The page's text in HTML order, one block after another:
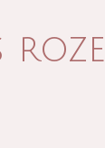
roze